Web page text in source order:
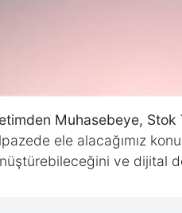
Muhasebeye,
ele alacağımız
ve dijital